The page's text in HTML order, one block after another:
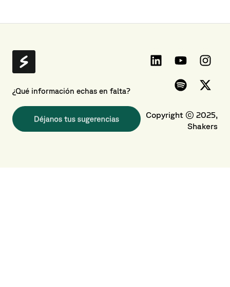
¿Qué información echas en falta?
Copyright © 2025,
Shakers